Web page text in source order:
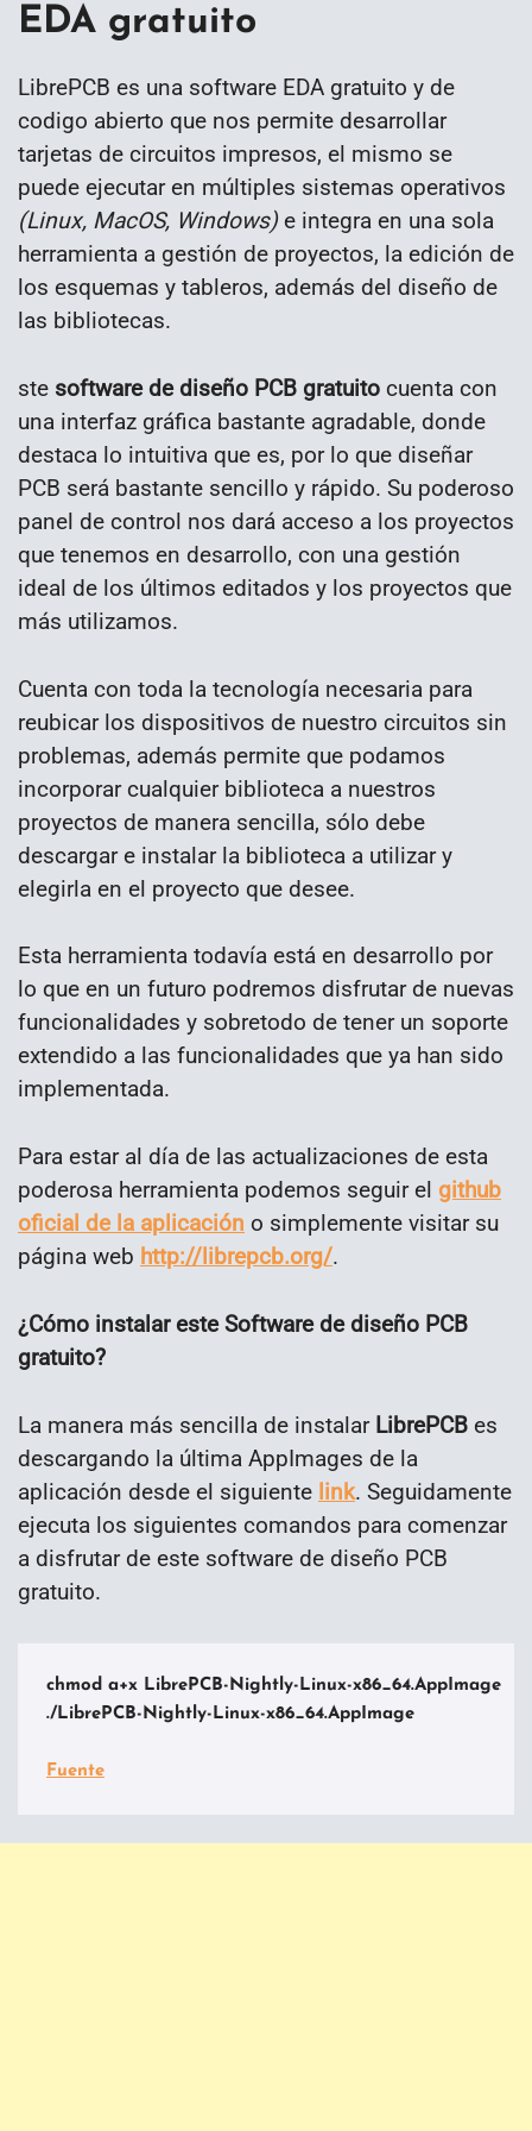
EDA gratuito
LibrePCB es una software EDA gratuito y de
codigo abierto que nos permite desarrollar
tarjetas de circuitos impresos, el mismo se
puede ejecutar en múltiples sistemas operativos
(Linux, MacOS, Windows)e integra en una sola
herramienta a gestión de proyectos, la edición de
los esquemas y tableros, además del diseño de
las bibliotecas.
ste software de diseño PCB gratuito cuenta con
una interfaz gráfica bastante agradable, donde
destaca lo intuitiva que es, por lo que diseñar
PCB será bastante sencillo y rápido. Su poderoso
panel de control nos dará acceso a los proyectos
que tenemos en desarrollo, con una gestión
ideal de los últimos editados y los proyectos que
más utilizamos.
Cuenta con toda la tecnología necesaria para
reubicar los dispositivos de nuestro circuitos sin
problemas, además permite que podamos
incorporar cualquier biblioteca a nuestros
proyectos de manera sencilla, sólo debe
descargar e instalar la biblioteca a utilizar y
elegirla en el proyecto que desee.
Esta herramienta todavía está en desarrollo por
lo que en un futuro podremos disfrutar de nuevas
funcionalidades y sobretodo de tener un soporte
extendido a las funcionalidades que ya han sido
implementada.
Para estar al día de las actualizaciones de esta
poderosa herramienta podemos seguir el github
oficial de la aplicación o simplemente visitar su
página web http://librepcb.org/.
¿Cómo instalar este Software de diseño PCB
gratuito?
La manera más sencilla de instalar LibrePCB es
descargando la última AppImages de la
aplicación desde el siguiente link. Seguidamente
ejecuta los siguientes comandos para comenzar
a disfrutar de este software de diseño PCB
gratuito.
chmod a+x LibrePCB-Nightly-Linux-x86_64.AppImage
./LibrePCB-Nightly-Linux-x86_64.AppImage
Fuente